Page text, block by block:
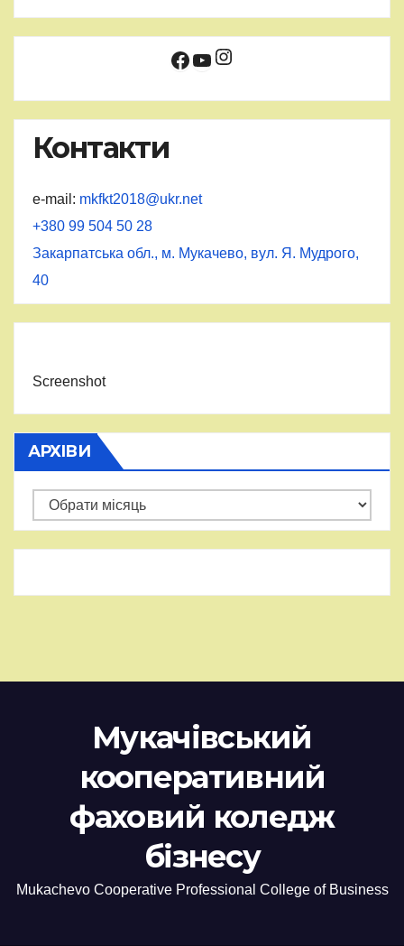
Facebook
YouTube
Instagram
Контакти
e-mail: mkfkt2018@ukr.net
+380 99 504 50 28
Закарпатська обл., м. Мукачево, вул. Я. Мудрого,
40
Screenshot
АРХІВИ
Архіви
Мукачівський
кооперативний
фаховий коледж
бізнесу
Mukachevo Cooperative Professional College of Business